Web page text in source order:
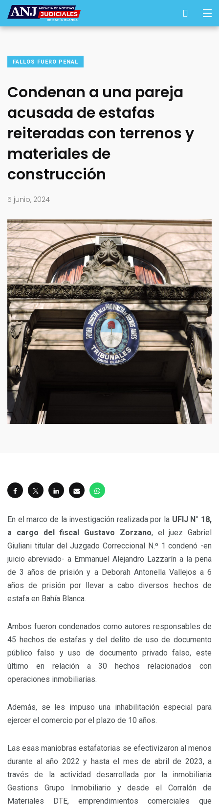
FALLOS FUERO PENAL
Condenan a una pareja
acusada de estafas
reiteradas con terrenos y
materiales de
construcción
5 junio, 2024
En el marco de la investigación realizada por la UFIJ N° 18,
a cargo del fiscal Gustavo Zorzano, el juez Gabriel
Giuliani titular del Juzgado Correccional N.º 1 condenó -en
juicio abreviado- a Emmanuel Alejandro Lazzarín a la pena
de 3 años de prisión y a Deborah Antonella Vallejos a 6
años de prisión por llevar a cabo diversos hechos de
estafa en Bahía Blanca.
Ambos fueron condenados como autores responsables de
45 hechos de estafas y del delito de uso de documento
público falso y uso de documento privado falso, este
último en relación a 30 hechos relacionados con
operaciones inmobiliarias.
Además, se les impuso una inhabilitación especial para
ejercer el comercio por el plazo de 10 años.
Las esas maniobras estafatorias se efectivizaron al menos
durante al año 2022 y hasta el mes de abril de 2023, a
través de la actividad desarrollada por la inmobiliaria
Gestions Grupo Inmobiliario y desde el Corralón de
Materiales DTE, emprendimientos comerciales que